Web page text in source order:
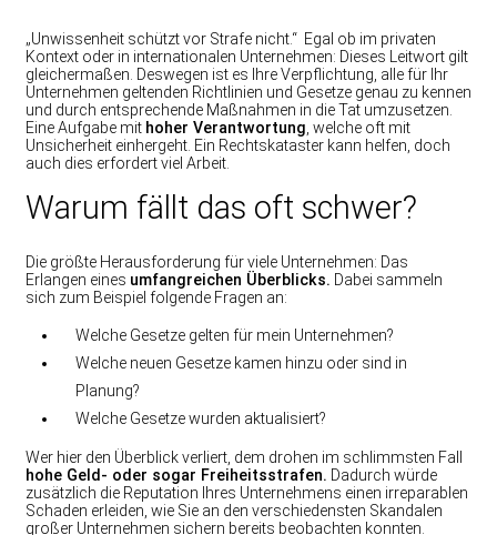
„Unwissenheit schützt vor Strafe nicht.“ Egal ob im privaten
Kontext oder in internationalen Unternehmen: Dieses Leitwort gilt
gleichermaßen. Deswegen ist es Ihre Verpflichtung, alle für Ihr
Unternehmen geltenden Richtlinien und Gesetze genau zu kennen
und durch entsprechende Maßnahmen in die Tat umzusetzen.
Eine Aufgabe mit hoher Verantwortung , welche oft mit
Unsicherheit einhergeht. Ein Rechtskataster kann helfen, doch
auch dies erfordert viel Arbeit.
Warum fällt das oft schwer?
Die größte Herausforderung für viele Unternehmen: Das
Erlangen eines umfangreichen Überblicks. Dabei sammeln
sich zum Beispiel folgende Fragen an:
Welche Gesetze gelten für mein Unternehmen?
Welche neuen Gesetze kamen hinzu oder sind in
Planung?
Welche Gesetze wurden aktualisiert?
Wer hier den Überblick verliert, dem drohen im schlimmsten Fall
hohe Geld- oder sogar Freiheitsstrafen. Dadurch würde
zusätzlich die Reputation Ihres Unternehmens einen irreparablen
Schaden erleiden, wie Sie an den verschiedensten Skandalen
großer Unternehmen sichern bereits beobachten konnten.